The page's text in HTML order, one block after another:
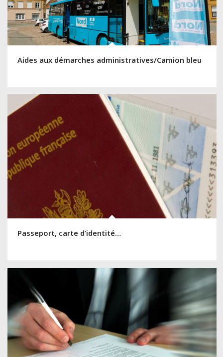
Aides aux démarches administratives/Camion bleu
Passeport, carte d’identité…